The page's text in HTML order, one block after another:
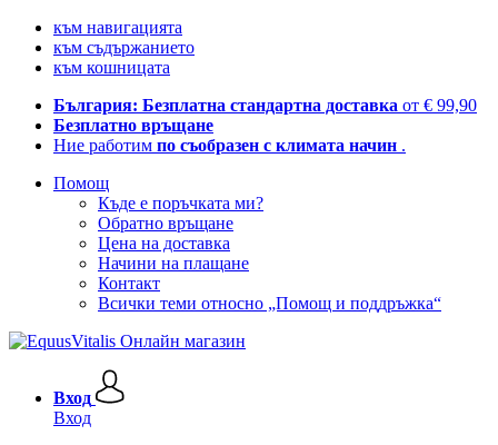
към навигацията
към съдържанието
към кошницата
България: Безплатна стандартна доставка от € 99,90
Безплатно връщане
Ние работим по съобразен с климата начин .
Помощ
Къде е поръчката ми?
Обратно връщане
Цена на доставка
Начини на плащане
Контакт
Всички теми относно „Помощ и поддръжка“
Вход
Вход